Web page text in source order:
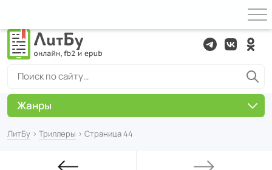
ЛитБу › Триллеры › Страница 44
Жанры